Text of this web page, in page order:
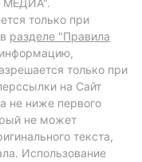
МЕДИА".
только при
разделе "Правила
только при
на Сайт
не ниже первого
не может
текста,
Использование